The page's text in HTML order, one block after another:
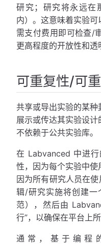
研究；研究将永远在
内）。这意味着实验
需支付费用即可检查/
更高程度的开放性和透
可重复性/可
共享或导出实验的某
展示或传达其实验设
不依赖于公共实验库。
在 Labvanced 中进
性，因为每个实验中
因为所有研究人员在
辑/研究实施将创建一
范），然后由
行”，以确保在平台上
通常，基于编程